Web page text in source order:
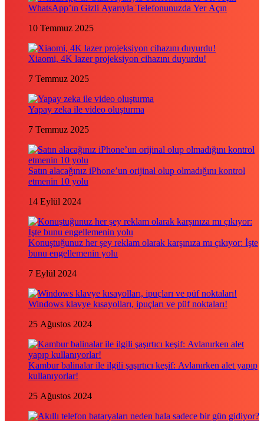
WhatsApp’ın Gizli Ayarıyla Telefonunuzda Yer Açın
10 Temmuz 2025
Xiaomi, 4K lazer projeksiyon cihazını duyurdu!
7 Temmuz 2025
Yapay zeka ile video oluşturma
7 Temmuz 2025
Satın alacağınız iPhone’un orijinal olup olmadığını kontrol
etmenin 10 yolu
14 Eylül 2024
Konuştuğunuz her şey reklam olarak karşınıza mı çıkıyor: İşte
bunu engellemenin yolu
7 Eylül 2024
Windows klavye kısayolları, ipuçları ve püf noktaları!
25 Ağustos 2024
Kambur balinalar ile ilgili şaşırtıcı keşif: Avlanırken alet yapıp
kullanıyorlar!
25 Ağustos 2024